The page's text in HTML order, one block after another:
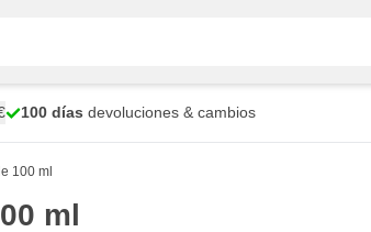
100 días devoluciones & cambios
100 ml
ml